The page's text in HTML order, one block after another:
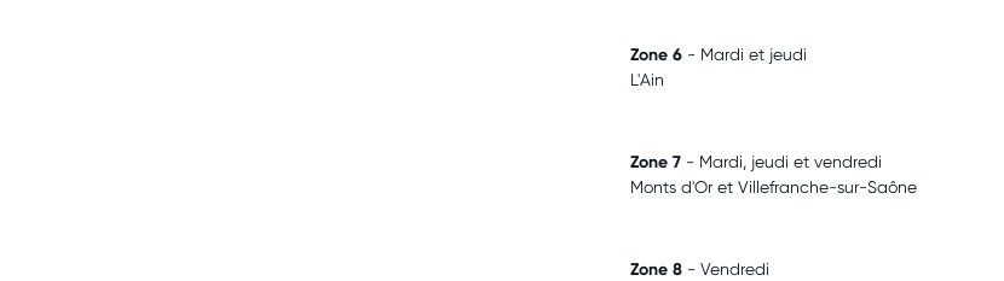
Zone 6- Mardi et jeudi
L'Ain
Zone 7- Mardi, jeudi et vendredi
Monts d'Or et Villefranche-sur-Saône
Zone 8 - Vendredi